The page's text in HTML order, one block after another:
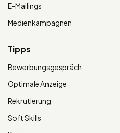
E-Mailings
Medienkampagnen
Tipps
Bewerbungsgespräch
Optimale Anzeige
Rekrutierung
Soft Skills